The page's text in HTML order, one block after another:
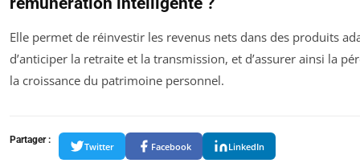
Elle permet de réinvestir les revenus nets dans des produits
d’anticiper la retraite et la transmission, et d’assurer ainsi la
la croissance du patrimoine personnel.
Partager :
Twitter Facebook LinkedIn